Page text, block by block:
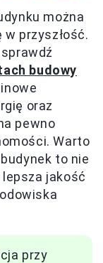
można
przyszłość.
budowy
oraz
pewno
Warto
to nie
jakość
przy